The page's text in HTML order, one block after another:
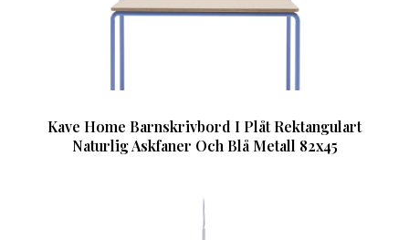
Kave Home Barnskrivbord I Plåt Rektangulart
Naturlig Askfaner Och Blå Metall 82x45